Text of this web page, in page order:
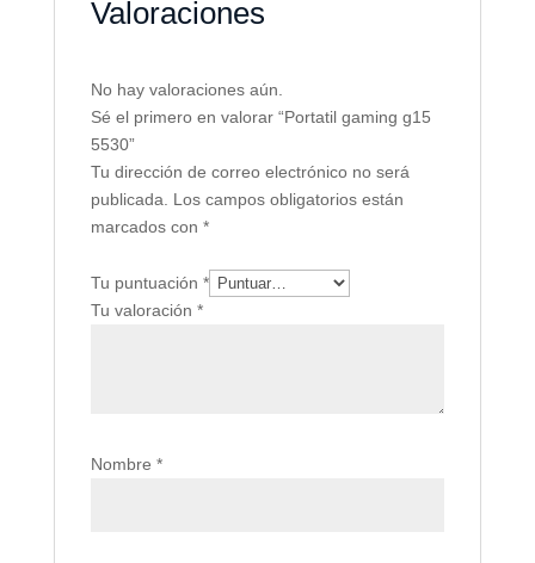
Valoraciones
No hay valoraciones aún.
Sé el primero en valorar “Portatil gaming g15
5530”
Tu dirección de correo electrónico no será
publicada. Los campos obligatorios están
marcados con *
Tu puntuación *
Tu valoración *
Nombre *